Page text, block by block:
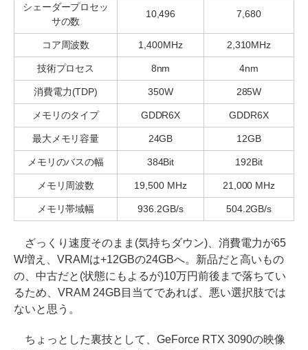
シェーダープロセッ
サの数
10,496 7,680
コア周波数 1,400MHz 2,310MHz
技術プロセス 8nm 4nm
消費電力(TDP) 350W 285W
メモリのタイプ GDDR6X GDDR6X
最大メモリ容量 24GB 12GB
メモリのバスの幅 384Bit 192Bit
メモリ周波数 19,500 MHz 21,000 MHz
メモリ帯域幅 936.2GB/s 504.2GB/s
ざっくり速度そのまま(気持ちダウン)、消費電力が65
W増え、VRAMは+12GBの24GBへ。新品だと高いもの
の、中古だと(状態にもよるが)10万円前後まで落ちてい
るため、VRAM 24GB目当てであれば、悪い選択肢では
ないと思う。
ちょっとした裏技として、GeForce RTX 3090の映像